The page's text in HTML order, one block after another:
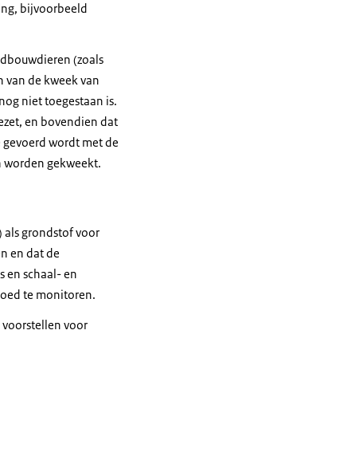
bijvoorbeeld
(zoals
van de kweek van
niet toegestaan is.
en bovendien dat
wordt met de
gekweekt.
als grondstof voor
en dat de
en schaal- en
te monitoren.
voorstellen voor